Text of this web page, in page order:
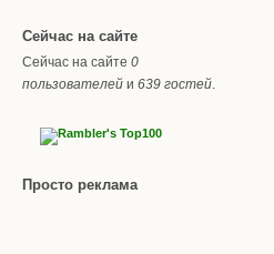
Сейчас на сайте
Сейчас на сайте 0
пользователей и 639 гостей
Просто реклама